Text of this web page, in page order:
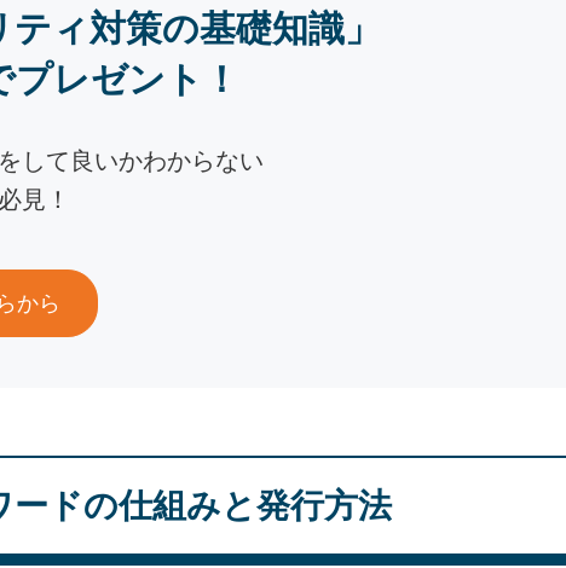
ィ対策の基礎知識」
レゼント！
して良いかわからない
見！
から
ドの仕組みと発行方法